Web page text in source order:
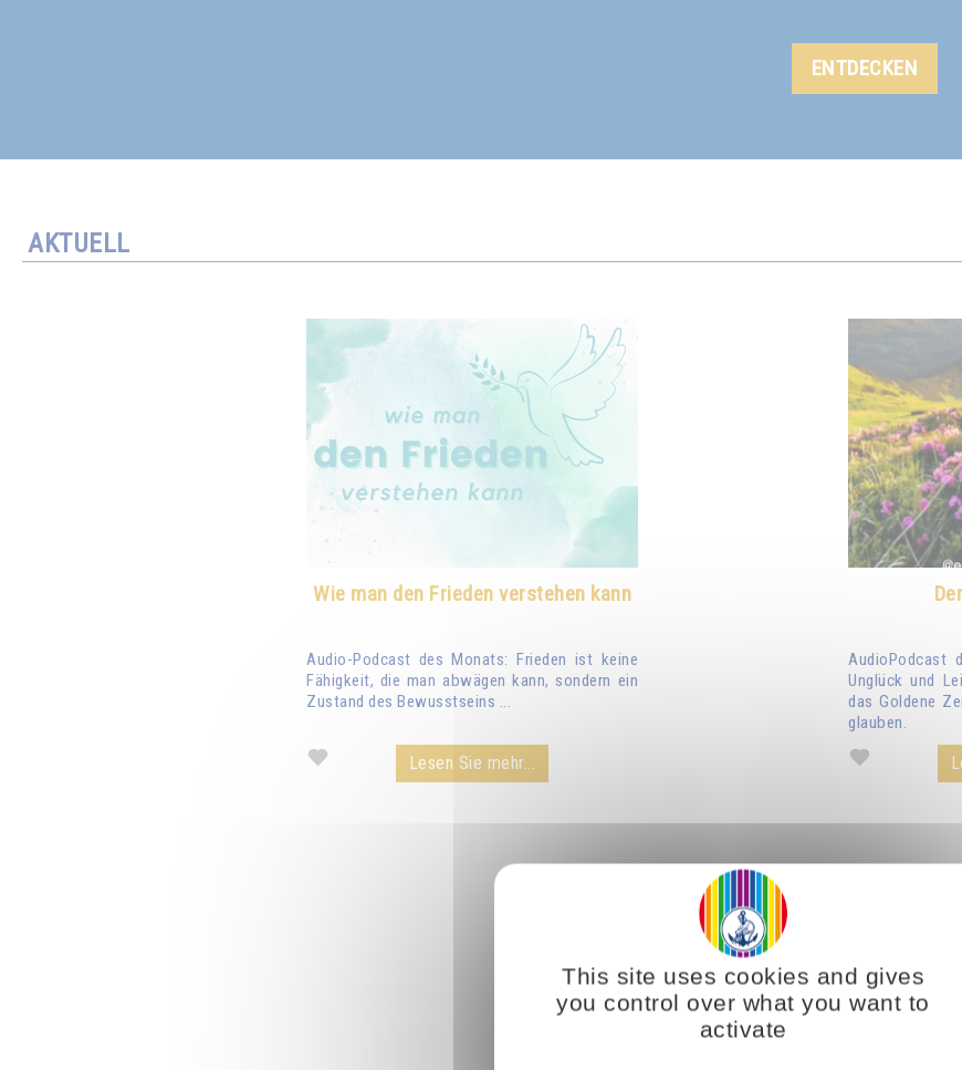
ENTDECKEN
AKTUELL
Wie man den Frieden verstehen kann
Audio-Podcast des Monats: Frieden ist keine
Fähigkeit, die man abwägen kann, sondern ein
Zustand des Bewusstseins ...
Lesen Sie mehr...
AudioPodcast
Unglück und
das Goldene
glauben.
This site uses cookies and gives
you control over what you want to
activate